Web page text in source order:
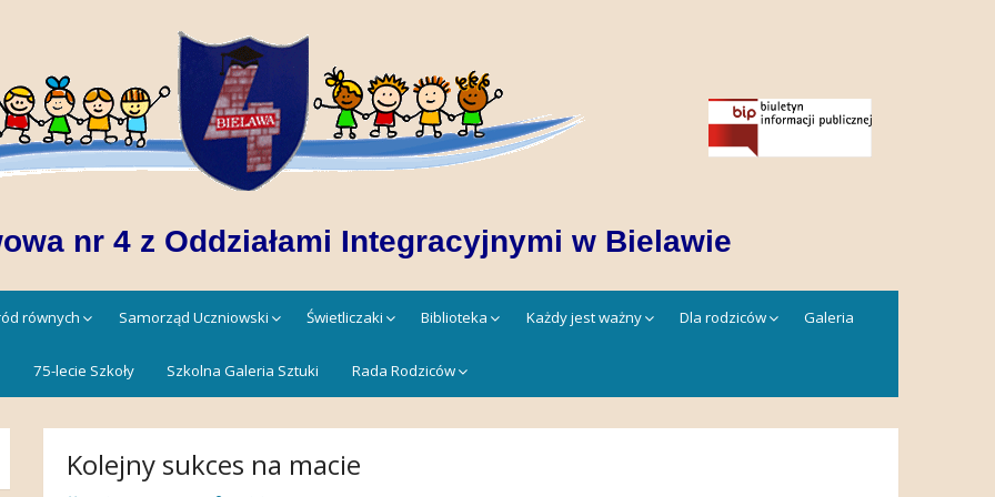
nr 4 z Oddziałami Integracyjnymi w Bielawie
równych Samorząd Uczniowski Świetliczaki Biblioteka Każdy jest ważny Dla rodziców Galeria
75-lecie Szkoły Szkolna Galeria Sztuki Rada Rodziców
Kolejny sukces na macie